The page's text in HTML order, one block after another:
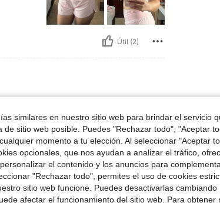
Útil (2)
Útil (0)
similares en nuestro sitio web para brindar el servicio
de sitio web posible. Puedes "Rechazar todo", "Aceptar
momento a tu elección. Al seleccionar "Aceptar
opcionales, que nos ayudan a analizar el tráfico,
el contenido y los anuncios para
"Rechazar todo", permites el uso de cookies
sitio web funcione. Puedes desactivarlas cambiando
afectar el funcionamiento del sitio web. Para obtener